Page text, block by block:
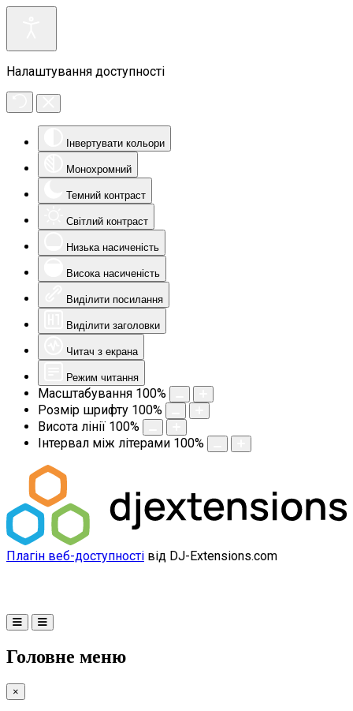
Налаштування доступності
Інвертувати кольори
Монохромний
Темний контраст
Світлий контраст
Низька насиченість
Висока насиченість
Виділити посилання
Виділити заголовки
Читач з екрана
Режим читання
Масштабування 100%
Розмір шрифту 100%
Висота лінії 100%
Інтервал між літерами 100%
Плагін веб-доступності від DJ-Extensions.com
Головне меню
×